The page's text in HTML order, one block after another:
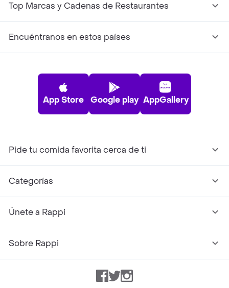
Top Marcas y Cadenas de Restaurantes
Encuéntranos en estos países
App Store Google play AppGallery
Pide tu comida favorita cerca de ti
Categorías
Únete a Rappi
Sobre Rappi
Facebook
TwitterInstagram